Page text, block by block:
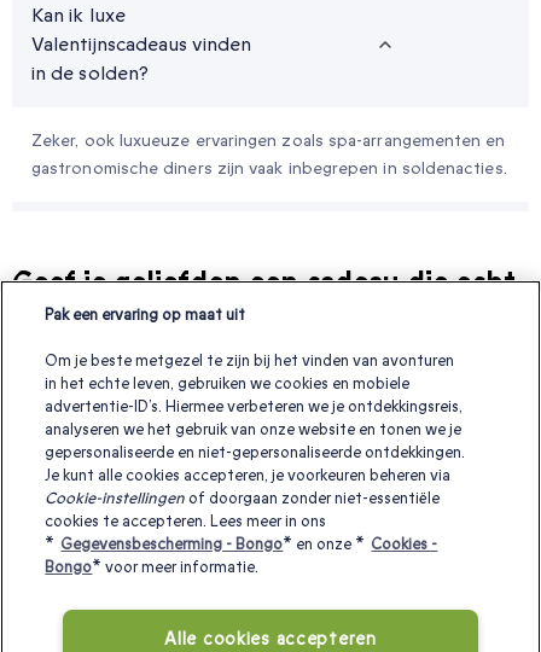
Kan ik luxe
Valentijnscadeaus vinden
in de solden?
Zeker, ook luxueuze ervaringen zoals spa-arrangementen en
gastronomische diners zijn vaak inbegrepen in soldenacties.
Geef je geliefden een cadeau die echt
bij hun past
Onvergetelijke ervaringen om ‘ik hou van je’, ‘bedankt’ of gewoon
‘geniet ervan’ te zeggen!
Wat is een leuk goedkoop valentijnscadeaudeals op
valentijnsdag belevenissen
betaalbare kerstcadeaus in België
leuke goedkope kerstcadeau ideeën
Pak een ervaring op maat uit
Om je beste metgezel te zijn bij het vinden van avonturen
in het echte leven, gebruiken we cookies en mobiele
advertentie-ID’s. Hiermee verbeteren we je ontdekkingsreis,
analyseren we het gebruik van onze website en tonen we je
gepersonaliseerde en niet-gepersonaliseerde ontdekkingen.
Je kunt alle cookies accepteren, je voorkeuren beheren via
Cookie-instellingen of doorgaan zonder niet-essentiële
cookies te accepteren. Lees meer in ons
* Gegevensbescherming - Bongo* en onze * Cookies -
Bongo* voor meer informatie.
Alle cookies accepteren